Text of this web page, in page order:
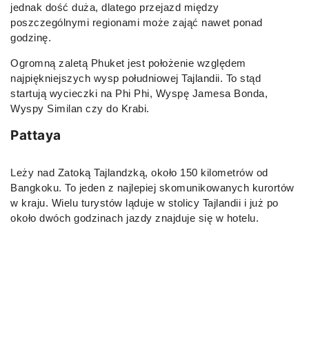
jednak dość duża, dlatego przejazd między
poszczególnymi regionami może zająć nawet ponad
godzinę.
Ogromną zaletą Phuket jest położenie względem
najpiękniejszych wysp południowej Tajlandii. To stąd
startują wycieczki na Phi Phi, Wyspę Jamesa Bonda,
Wyspy Similan czy do Krabi.
Pattaya
Leży nad Zatoką Tajlandzką, około 150 kilometrów od
Bangkoku. To jeden z najlepiej skomunikowanych kurortów
w kraju. Wielu turystów ląduje w stolicy Tajlandii i już po
około dwóch godzinach jazdy znajduje się w hotelu.